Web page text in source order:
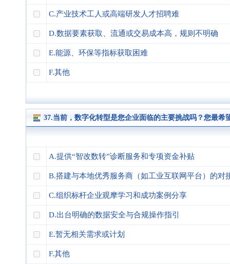
C.产业技术工人或高端研发人才招聘难
D.数据要素获取、流通或交易成本高，规则不明确
E.能源、环保等指标获取困难
F.其他
37.当前，数字化转型是您企业面临的主要挑战吗？您最希
A.提供“智改数转”诊断服务和专项资金补贴
B.搭建与本地优秀服务商（如工业互联网平台）的对
C.组织标杆企业观摩学习和成功案例分享
D.出台明确的数据安全与合规操作指引
E.暂无相关需求或计划
F.其他